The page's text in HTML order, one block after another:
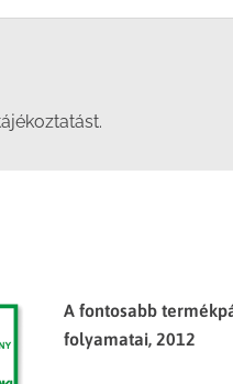
A fontosabb
folyamatai, 2012